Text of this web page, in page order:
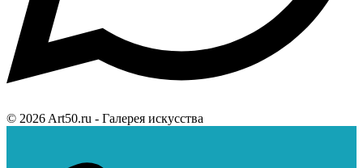
© 2026 Art50.ru - Галерея искусства